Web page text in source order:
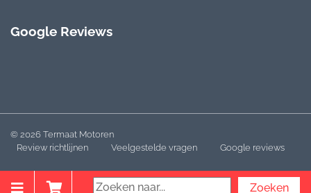
Google Reviews
© 2026 Termaat Motoren
Review richtlijnen
Veelgestelde vragen Google reviews